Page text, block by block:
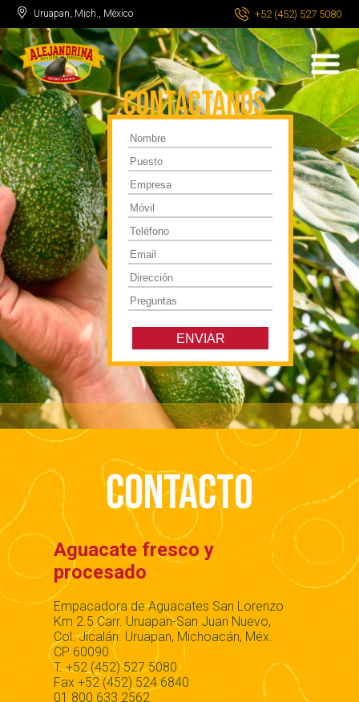
Uruapan, Mich., México +52 (452) 527 5080
Contáctanos
Contacto
Aguacate fresco y
procesado
Empacadora de Aguacates San Lorenzo
Km 2.5 Carr. Uruapan-San Juan Nuevo,
Col. Jicalán. Uruapan, Michoacán, Méx.
CP 60090
T. +52 (452) 527 5080
Fax +52 (452) 524 6840
01 800 633 2562